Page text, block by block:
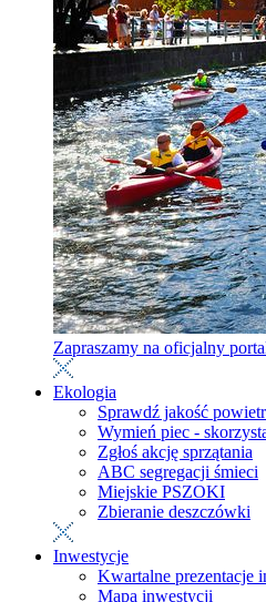
Zapraszamy na oficjalny
Ekologia
Sprawdź jakość
Wymień piec -
Zgłoś akcję sprzątania
ABC segregacji śmieci
Miejskie PSZOKI
Zbieranie deszczówki
Inwestycje
Kwartalne prezentacje
Mapa inwestycji